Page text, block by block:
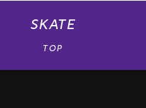
SKATE
TOP